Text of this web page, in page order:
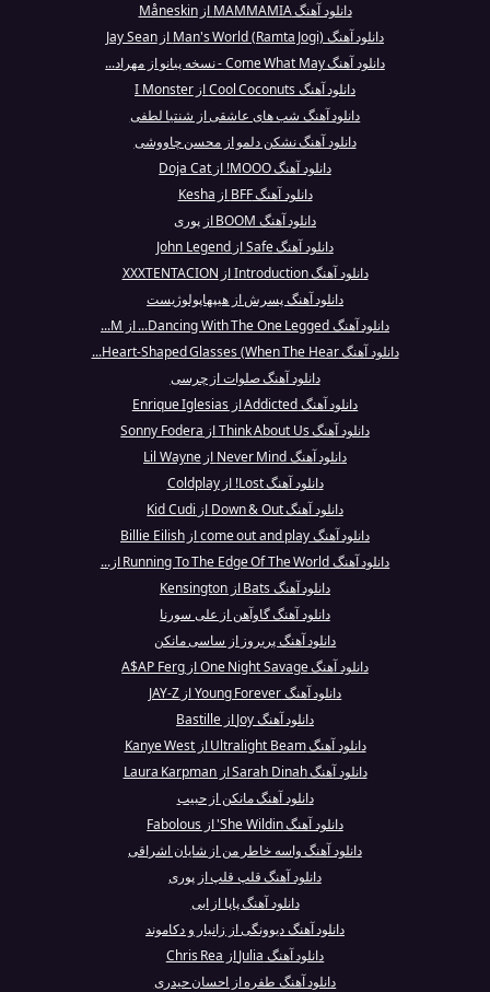
دانلود آهنگ MAMMAMIA از Måneskin
دانلود آهنگ Man's World (Ramta Jogi) از Jay Sean
دانلود آهنگ Come What May - نسخه پیانو از مهراد...
دانلود آهنگ Cool Coconuts از I Monster
دانلود آهنگ شب های عاشقی از شنتیا لطفی
دانلود آهنگ نشکن دلمو از محسن چاووشی
دانلود آهنگ MOOO! از Doja Cat
دانلود آهنگ BFF از Kesha
دانلود آهنگ BOOM از پوری
دانلود آهنگ Safe از John Legend
دانلود آهنگ Introduction از XXXTENTACION
دانلود آهنگ پسرش از هیپهاپولوژیست
دانلود آهنگ Dancing With The One Legged... از M...
دانلود آهنگ Heart-Shaped Glasses (When The Hear...
دانلود آهنگ صلوات از چرسی
دانلود آهنگ Addicted از Enrique Iglesias
دانلود آهنگ Think About Us از Sonny Fodera
دانلود آهنگ Never Mind از Lil Wayne
دانلود آهنگ Lost! از Coldplay
دانلود آهنگ Down & Out از Kid Cudi
دانلود آهنگ come out and play از Billie Eilish
دانلود آهنگ Running To The Edge Of The World از...
دانلود آهنگ Bats از Kensington
دانلود آهنگ گاوآهن از علی سورنا
دانلود آهنگ پریروز از ساسی مانکن
دانلود آهنگ One Night Savage از A$AP Ferg
دانلود آهنگ Young Forever از JAY-Z
دانلود آهنگ Joy از Bastille
دانلود آهنگ Ultralight Beam از Kanye West
دانلود آهنگ Sarah Dinah از Laura Karpman
دانلود آهنگ مانکن از حبیب
دانلود آهنگ She Wildin' از Fabolous
دانلود آهنگ واسه خاطر من از شایان اشراقی
دانلود آهنگ قلپ قلپ از پوری
دانلود آهنگ پاپا از ابی
دانلود آهنگ دیوونگی از زانیار و دکاموند
دانلود آهنگ Julia از Chris Rea
دانلود آهنگ طفره از احسان حیدری